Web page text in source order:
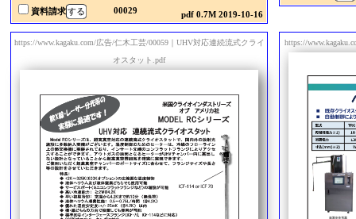
資料請求 00029 pdf 0.7M 2019-10-16
https://www.kagaku.com/広告/仁木工芸/00059｜UHV対応連続流式クライ
オスタット.pdf
https://